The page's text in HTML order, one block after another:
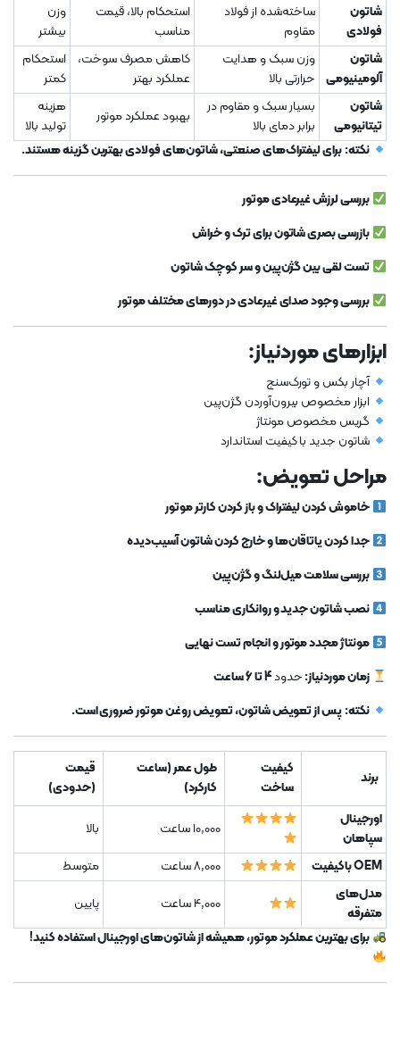
شاتون
فولادی
ساخته‌شده از فولاد
مقاوم
استحکام بالا، قیمت
مناسب
وزن
بیشتر
شاتون
آلومینیومی
وزن سبک و هدایت
حرارتی بالا
کاهش مصرف سوخت،
عملکرد بهتر
استحکام
کمتر
شاتون
تیتانیومی
بسیار سبک و مقاوم در
برابر دمای بالا
بهبود عملکرد موتور
هزینه
تولید بالا
نکته:برای لیفتراک‌های صنعتی، شاتون‌های فولادی بهترین گزینه هستند.
بررسی لرزش غیرعادی موتور
بازرسی بصری شاتون برای ترک و خراش
تست لقی بین گژن‌پین و سر کوچک شاتون
بررسی وجود صدای غیرعادی در دورهای مختلف موتور
ابزارهای موردنیاز:
آچار بکس و تورک‌سنج
ابزار مخصوص بیرون‌آوردن گژن‌پین
گریس مخصوص مونتاژ
شاتون جدید با کیفیت استاندارد
مراحل تعویض:
خاموش کردن لیفتراک و باز کردن کارتر موتور
جدا کردن یاتاقان‌ها و خارج کردن شاتون آسیب‌دیده
بررسی سلامت میل‌لنگ و گژن‌پین
نصب شاتون جدید و روانکاری مناسب
مونتاژ مجدد موتور و انجام تست نهایی
زمان موردنیاز:حدود4 تا 6 ساعت
نکته:پس از تعویض شاتون، تعویض روغن موتور ضروری است.
برند
کیفیت
ساخت
طول عمر (ساعت
کارکرد)
قیمت
(حدودی)
اورجینال
سپاهان
10,000 ساعت
بالا
OEM باکیفیت
8,000 ساعت
متوسط
مدل‌های
متفرقه
4,000 ساعت
پایین
برای بهترین عملکرد موتور، همیشه از شاتون‌های اورجینال استفاده کنید!